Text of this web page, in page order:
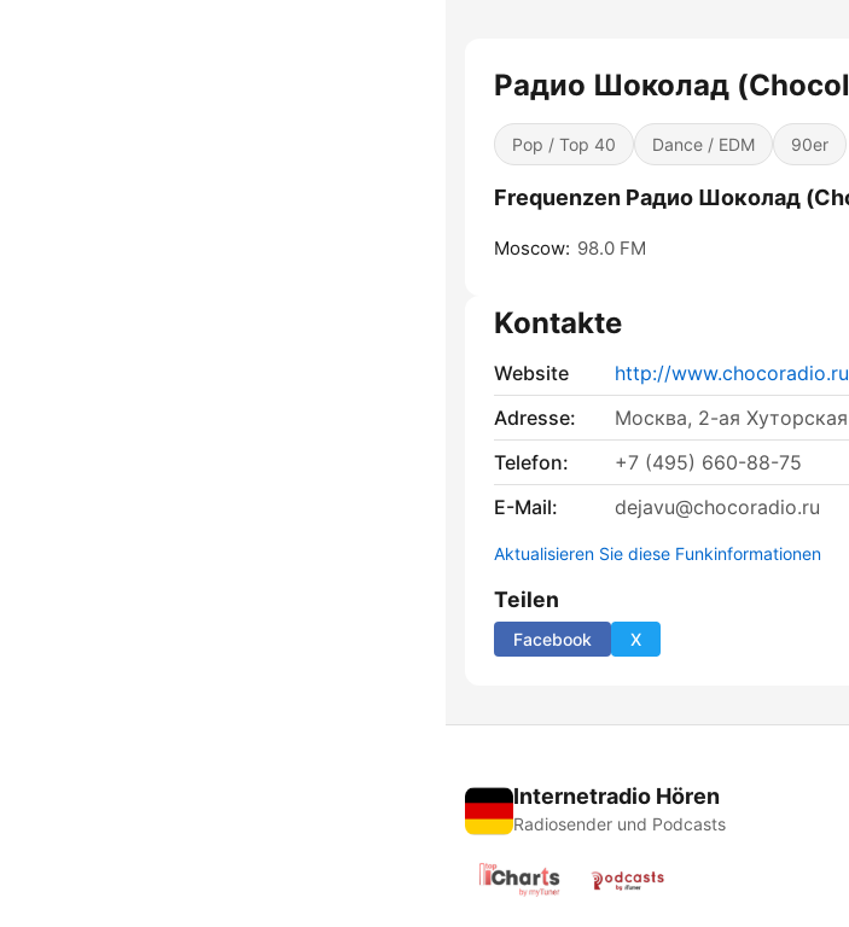
Радио Шоколад
Pop / Top 40 Dance / EDM 90er
Frequenzen Радио Шоколад
Moscow: 98.0 FM
Kontakte
Website
http://
Adresse:
Москва, 2-ая
Telefon:
+7 (495) 660-88-75
E-Mail:
dejavu@chocoradio.ru
Aktualisieren Sie diese Funkinformationen
Teilen
Facebook X
Internetradio Hören
Radiosender und Podcasts